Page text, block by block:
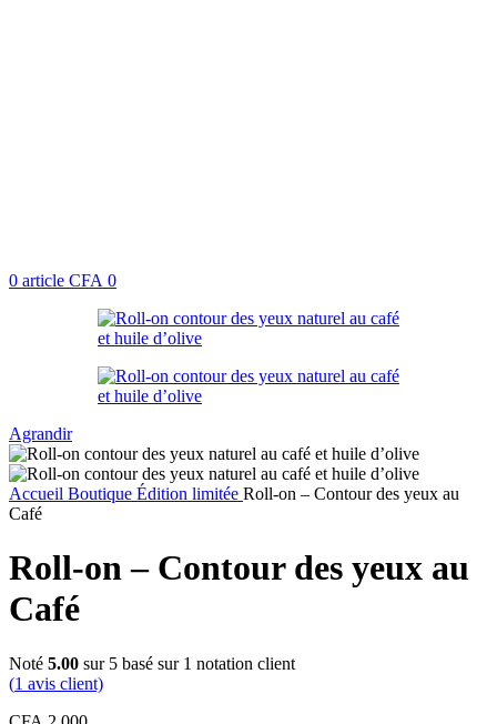
0 article CFA 0
Agrandir
Accueil Boutique Édition limitée Roll-on – Contour des yeux au
Café
Roll-on – Contour des yeux au
Café
Noté 5.00 sur 5 basé sur 1 notation client
(1 avis client)